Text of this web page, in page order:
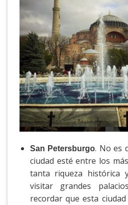
San Petersburgo. No es
ciudad esté entre los
tanta riqueza histórica
visitar grandes
recordar que esta